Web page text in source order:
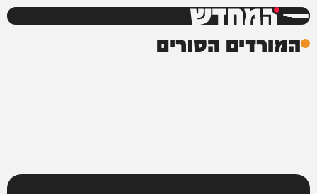
המחדש
המורדים הסורים